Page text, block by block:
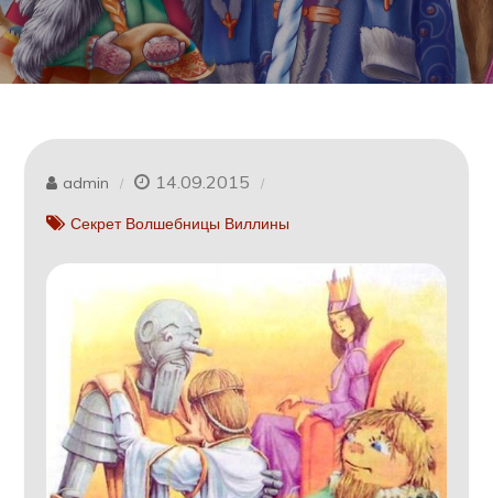
admin 14.09.2015
Секрет Волшебницы Виллины